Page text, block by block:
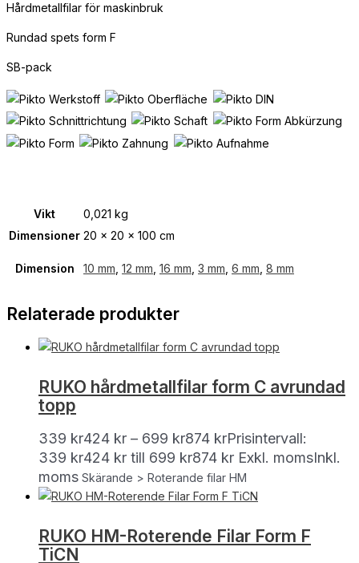
Hårdmetallfilar för maskinbruk
Rundad spets form F
SB-pack
Vikt
0,021 kg
Dimensioner 20 × 20 × 100 cm
Dimension 10 mm 12 mm 16 mm 3 mm 6 mm 8 mm
Relaterade produkter
RUKO hårdmetallfilar form C avrundad
topp
339 kr424 kr – 699 kr874 krPrisintervall:
339 kr424 kr till 699 kr874 kr Exkl. momsInkl.
moms Skärande > Roterande filar HM
RUKO HM-Roterende Filar Form F
TiCN